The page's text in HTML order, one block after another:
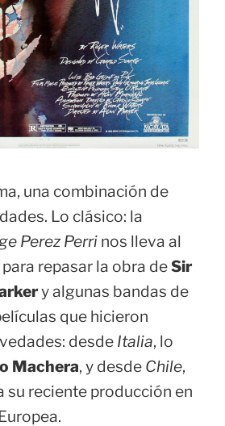
una combinación de
Lo clásico: la
Perez Perri nos lleva al
repasar la obra deSir
y algunas bandas de
que hicieron
desde Italia, lo
Machera, y desde Chile,
su reciente producción en